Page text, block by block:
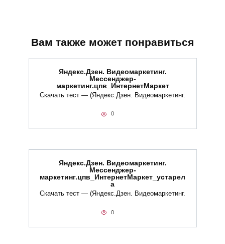
Вам также может понравиться
Яндекс.Дзен. Видеомаркетинг.
Мессенджер-
маркетинг.цпв_ИнтернетМаркет
Скачать тест — (Яндекс.Дзен. Видеомаркетинг.
0
Яндекс.Дзен. Видеомаркетинг.
Мессенджер-
маркетинг.цпв_ИнтернетМаркет_устарел
а
Скачать тест — (Яндекс.Дзен. Видеомаркетинг.
0